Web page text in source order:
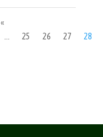
«
... 25 26 27
28